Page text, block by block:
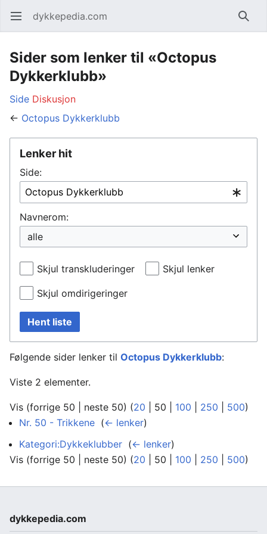
Åpne hovedmenyen dykkepedia.com Søk
Sider som lenker til «Octopus
Dykkerklubb»
Side Diskusjon
← Octopus Dykkerklubb
Lenker hit
Side:
Navnerom:
Skjul transkluderinger Skjul lenker
Skjul omdirigeringer
Hent liste
Følgende sider lenker til Octopus Dykkerklubb:
Viste 2 elementer.
Vis (forrige 50 neste 50) (20 50 100 250 500)
Nr. 50 - Trikkene (← lenker)
Kategori:Dykkeklubber (← lenker)
Vis (forrige 50 neste 50) (20 50 100 250 500)
dykkepedia.com